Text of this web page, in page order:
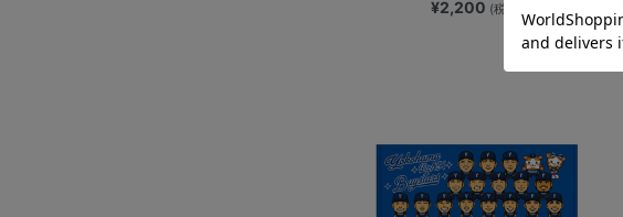
¥2,200 (税込)